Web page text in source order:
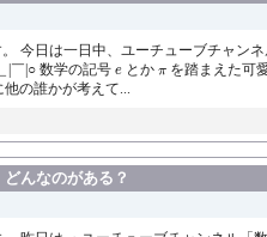
今日は一日中、ユーチューブチャン
￣|○ 数学の記号 e
e とか π
π を踏まえた可
の誰かが考えて...
んなのがある？